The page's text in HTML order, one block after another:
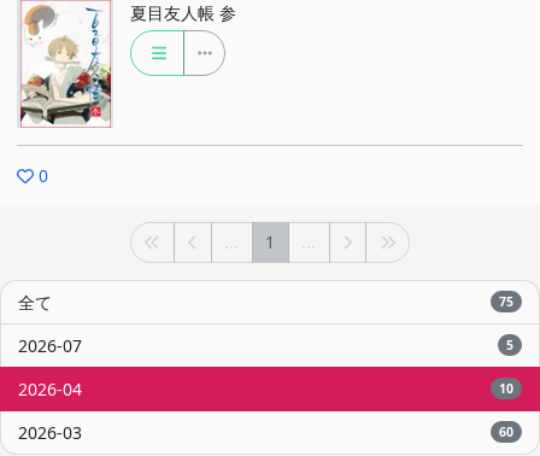
夏目友人帳 参
0
... 1 ...
全て 75
2026-07 5
2026-04 10
2026-03 60